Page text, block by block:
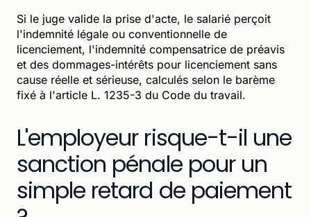
Si le juge valide la prise d'acte, le salarié perçoit
l'indemnité légale ou conventionnelle de
licenciement, l'indemnité compensatrice de préavis
et des dommages-intérêts pour licenciement sans
cause réelle et sérieuse, calculés selon le barème
fixé à l'article L. 1235-3 du Code du travail.
L'employeur risque-t-il une
sanction pénale pour un
simple retard de paiement